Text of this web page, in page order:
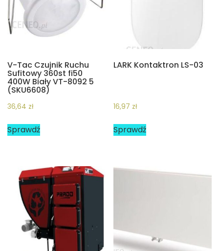
V-Tac Czujnik Ruchu
Sufitowy 360st fi50
400W Biały VT-8092 5
(SKU6608)
36,64 zł
Sprawdź
LARK Kontaktron LS-03
16,97 zł
Sprawdź